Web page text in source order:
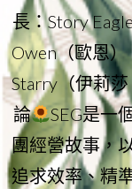
長：Story
Owen（歐恩
Starry（伊莉
論
SEG是一
團經營故事，
追求效率、精